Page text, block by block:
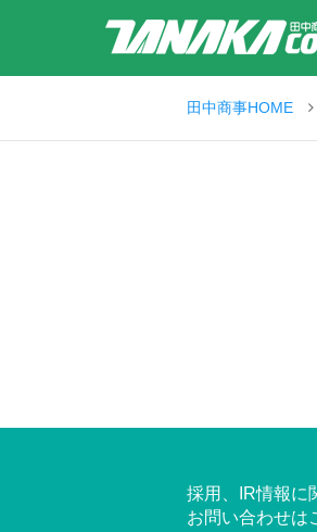
田中商事HOME
採用、IR情報に
お問い合わせは